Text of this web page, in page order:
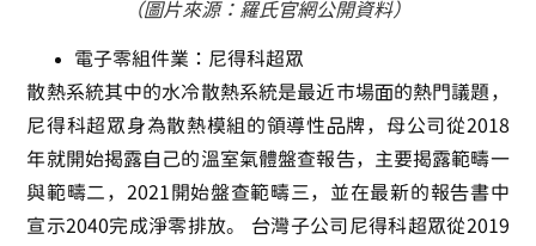
（圖片來源：羅氏官網公開資料）
電子零組件業：尼得科超眾
散熱系統其中的水冷散熱系統是最近市場面的熱門議題，
尼得科超眾身為散熱模組的領導性品牌，母公司從2018
年就開始揭露自己的溫室氣體盤查報告，主要揭露範疇一
與範疇二，2021開始盤查範疇三，並在最新的報告書中
宣示2040完成淨零排放。 台灣子公司尼得科超眾從2019